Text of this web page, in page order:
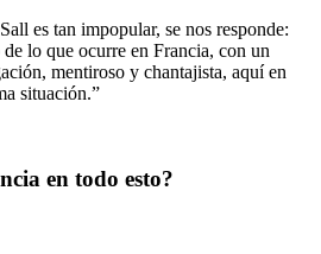
es tan impopular, se nos responde:
lo que ocurre en Francia, con un
mentiroso y chantajista, aquí en
situación.”
en todo esto?